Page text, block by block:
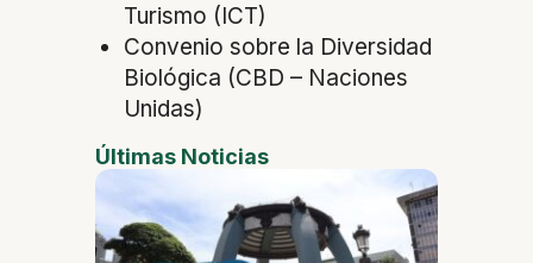
Turismo (ICT)
Convenio sobre la Diversidad
Biológica (CBD – Naciones
Unidas)
Últimas Noticias